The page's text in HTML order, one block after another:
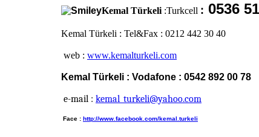
Kemal Türkeli :Turkcell : 0536
Kemal Türkeli : Tel&Fax : 0212 442 30 40
web : www.kemalturkeli.com
Kemal Türkeli : Vodafone : 0542 892 00 78
e-mail : kemal_turkeli@yahoo.com
Face : http://www.facebook.com/kemal.turkeli